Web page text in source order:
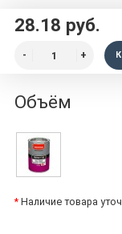
28.18 руб.
Объём
* Наличие товара